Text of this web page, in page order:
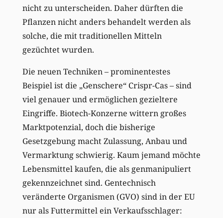
nicht zu unterscheiden. Daher dürften die
Pflanzen nicht anders behandelt werden als
solche, die mit traditionellen Mitteln
gezüchtet wurden.
Die neuen Techniken – prominentestes
Beispiel ist die „Genschere“ Crispr-Cas – sind
viel genauer und ermöglichen gezieltere
Eingriffe. Biotech-Konzerne wittern großes
Marktpotenzial, doch die bisherige
Gesetzgebung macht Zulassung, Anbau und
Vermarktung schwierig. Kaum jemand möchte
Lebensmittel kaufen, die als genmanipuliert
gekennzeichnet sind. Gentechnisch
veränderte Organismen (GVO) sind in der EU
nur als Futtermittel ein Verkaufsschlager: